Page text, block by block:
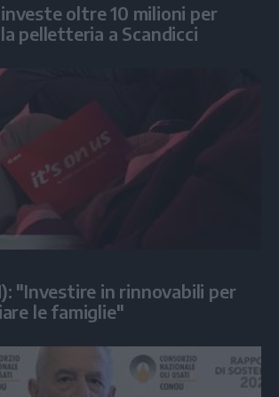
oltre 10 milioni per
pelletteria a Scandicci
"Investire in rinnovabili per
le famiglie"